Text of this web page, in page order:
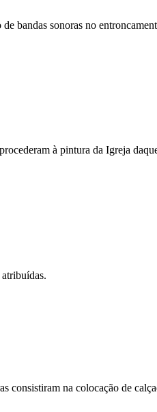
bandas sonoras no
à pintura da Igreja
consistiram na colocação de